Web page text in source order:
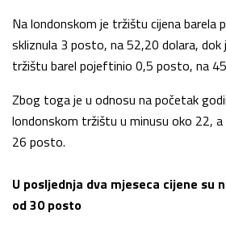
Na londonskom je tržištu cijena barela
skliznula 3 posto, na 52,20 dolara, dok
tržištu barel pojeftinio 0,5 posto, na
Zbog toga je u odnosu na početak
londonskom tržištu u minusu oko 22,
26 posto.
U posljednja dva mjeseca cijene su
od 30 posto